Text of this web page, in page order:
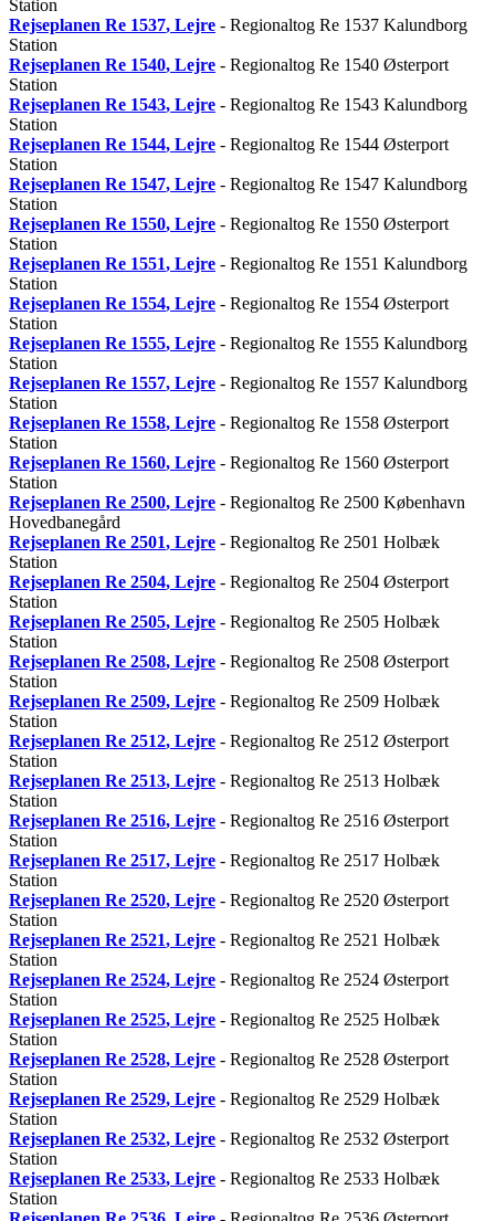
Station
Rejseplanen Re 1537, Lejre - Regionaltog Re 1537 Kalundborg
Station
Rejseplanen Re 1540, Lejre - Regionaltog Re 1540 Østerport
Station
Rejseplanen Re 1543, Lejre - Regionaltog Re 1543 Kalundborg
Station
Rejseplanen Re 1544, Lejre - Regionaltog Re 1544 Østerport
Station
Rejseplanen Re 1547, Lejre - Regionaltog Re 1547 Kalundborg
Station
Rejseplanen Re 1550, Lejre - Regionaltog Re 1550 Østerport
Station
Rejseplanen Re 1551, Lejre - Regionaltog Re 1551 Kalundborg
Station
Rejseplanen Re 1554, Lejre - Regionaltog Re 1554 Østerport
Station
Rejseplanen Re 1555, Lejre - Regionaltog Re 1555 Kalundborg
Station
Rejseplanen Re 1557, Lejre - Regionaltog Re 1557 Kalundborg
Station
Rejseplanen Re 1558, Lejre - Regionaltog Re 1558 Østerport
Station
Rejseplanen Re 1560, Lejre - Regionaltog Re 1560 Østerport
Station
Rejseplanen Re 2500, Lejre - Regionaltog Re 2500 København
Hovedbanegård
Rejseplanen Re 2501, Lejre - Regionaltog Re 2501 Holbæk
Station
Rejseplanen Re 2504, Lejre - Regionaltog Re 2504 Østerport
Station
Rejseplanen Re 2505, Lejre - Regionaltog Re 2505 Holbæk
Station
Rejseplanen Re 2508, Lejre - Regionaltog Re 2508 Østerport
Station
Rejseplanen Re 2509, Lejre - Regionaltog Re 2509 Holbæk
Station
Rejseplanen Re 2512, Lejre - Regionaltog Re 2512 Østerport
Station
Rejseplanen Re 2513, Lejre - Regionaltog Re 2513 Holbæk
Station
Rejseplanen Re 2516, Lejre - Regionaltog Re 2516 Østerport
Station
Rejseplanen Re 2517, Lejre - Regionaltog Re 2517 Holbæk
Station
Rejseplanen Re 2520, Lejre - Regionaltog Re 2520 Østerport
Station
Rejseplanen Re 2521, Lejre - Regionaltog Re 2521 Holbæk
Station
Rejseplanen Re 2524, Lejre - Regionaltog Re 2524 Østerport
Station
Rejseplanen Re 2525, Lejre - Regionaltog Re 2525 Holbæk
Station
Rejseplanen Re 2528, Lejre - Regionaltog Re 2528 Østerport
Station
Rejseplanen Re 2529, Lejre - Regionaltog Re 2529 Holbæk
Station
Rejseplanen Re 2532, Lejre - Regionaltog Re 2532 Østerport
Station
Rejseplanen Re 2533, Lejre - Regionaltog Re 2533 Holbæk
Station